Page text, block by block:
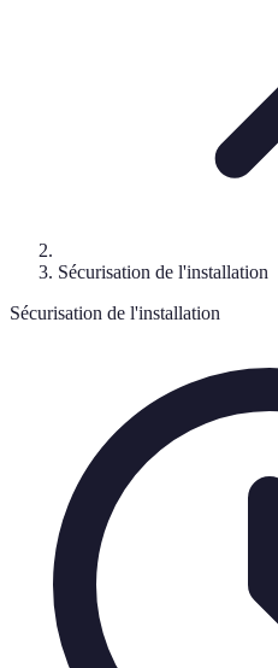
Sécurisation de l'installation
Sécurisation de l'installation